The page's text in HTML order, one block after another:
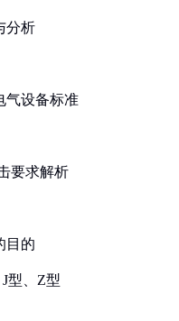
分析
气设备标准
要求解析
目的
型、Z型